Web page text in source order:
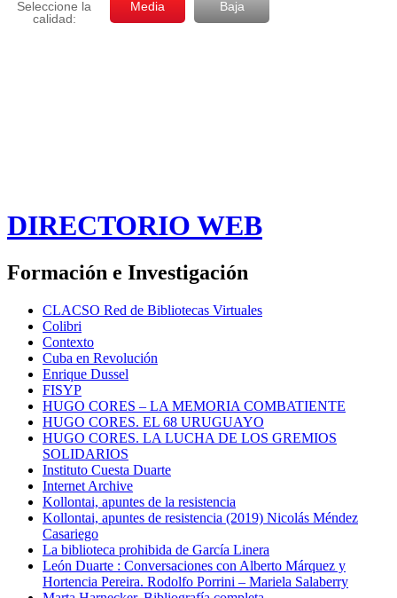
DIRECTORIO WEB
Formación e Investigación
CLACSO Red de Bibliotecas Virtuales
Colibri
Contexto
Cuba en Revolución
Enrique Dussel
FISYP
HUGO CORES – LA MEMORIA COMBATIENTE
HUGO CORES. EL 68 URUGUAYO
HUGO CORES. LA LUCHA DE LOS GREMIOS
SOLIDARIOS
Instituto Cuesta Duarte
Internet Archive
Kollontai, apuntes de la resistencia
Kollontai, apuntes de resistencia (2019) Nicolás Méndez
Casariego
La biblioteca prohibida de García Linera
León Duarte : Conversaciones con Alberto Márquez y
Hortencia Pereira. Rodolfo Porrini – Mariela Salaberry